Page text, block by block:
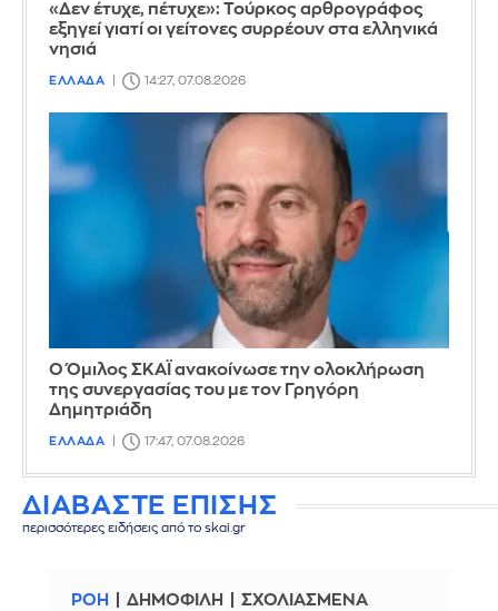
«Δεν έτυχε, πέτυχε»: Τούρκος αρθρογράφος
εξηγεί γιατί οι γείτονες συρρέουν στα ελληνικά
νησιά
ΕΛΛΑΔΑ 14:27, 07.08.2026
Ο Όμιλος ΣΚΑΪ ανακοίνωσε την ολοκλήρωση
της συνεργασίας του με τον Γρηγόρη
Δημητριάδη
ΕΛΛΑΔΑ 17:47, 07.08.2026
ΔΙΑΒΑΣΤΕ ΕΠΙΣΗΣ
περισσότερες ειδήσεις από το skai.gr
ΡΟΗ ΔΗΜΟΦΙΛΗ ΣΧΟΛΙΑΣΜΕΝΑ